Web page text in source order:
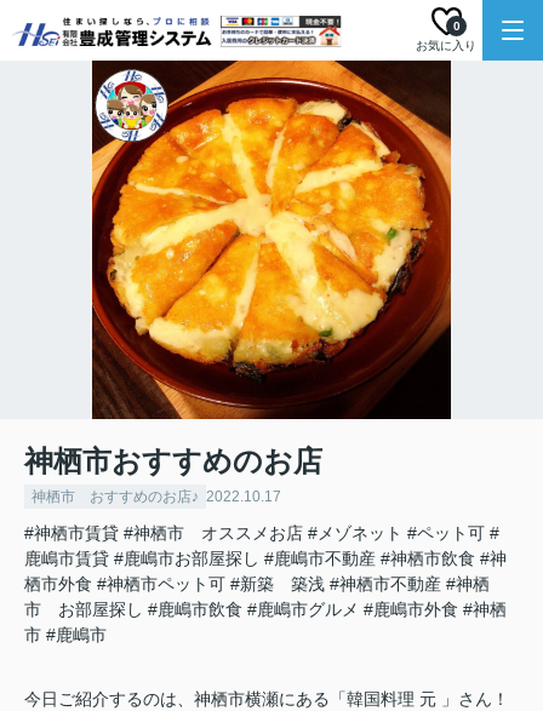
お気に入り
0
神栖市おすすめのお店
神栖市 おすすめのお店♪ 2022.10.17
#神栖市賃貸 #神栖市 オススメお店 #メゾネット #ペット可 #
鹿嶋市賃貸 #鹿嶋市お部屋探し #鹿嶋市不動産 #神栖市飲食 #神
栖市外食 #神栖市ペット可 #新築 築浅 #神栖市不動産 #神栖
市 お部屋探し #鹿嶋市飲食 #鹿嶋市グルメ #鹿嶋市外食 #神栖
市 #鹿嶋市
今日ご紹介するのは、神栖市横瀬にある「韓国料理 元 」さん！